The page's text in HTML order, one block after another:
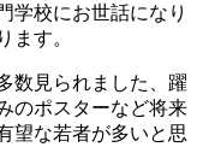
学校にお世話になり
ます。
数見られました、躍
のポスターなど将来
望な若者が多いと思